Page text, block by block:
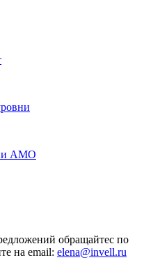
AMO
обращайтес по
на email: elena@invell.ru